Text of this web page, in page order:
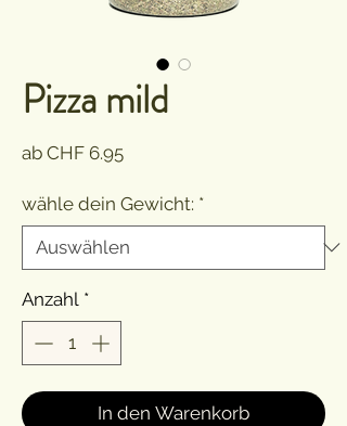
Pizza mild
ab CHF 6.95Sale-
wähle dein Gewicht: *
Anzahl *
In den Warenkorb